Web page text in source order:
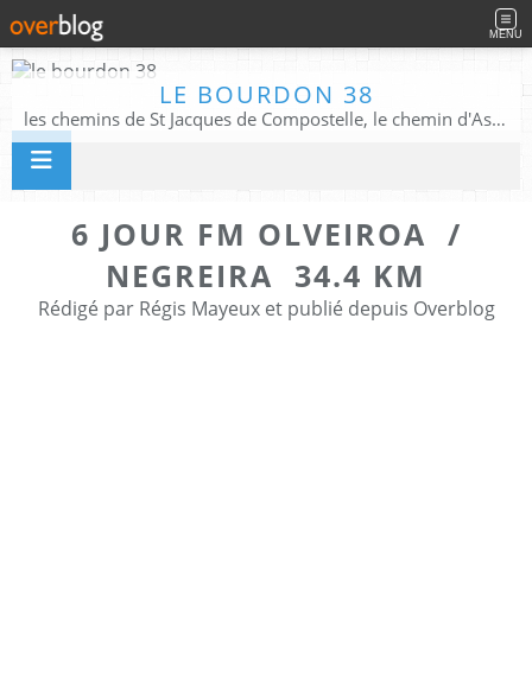
MENU
LE BOURDON 38
les chemins de St Jacques de Compostelle, le chemin d'Assise, La Voie Francigena, et autres chemins ........
6 JOUR FM OLVEIROA /
NEGREIRA 34.4 KM
Rédigé par Régis Mayeux et publié depuis Overblog